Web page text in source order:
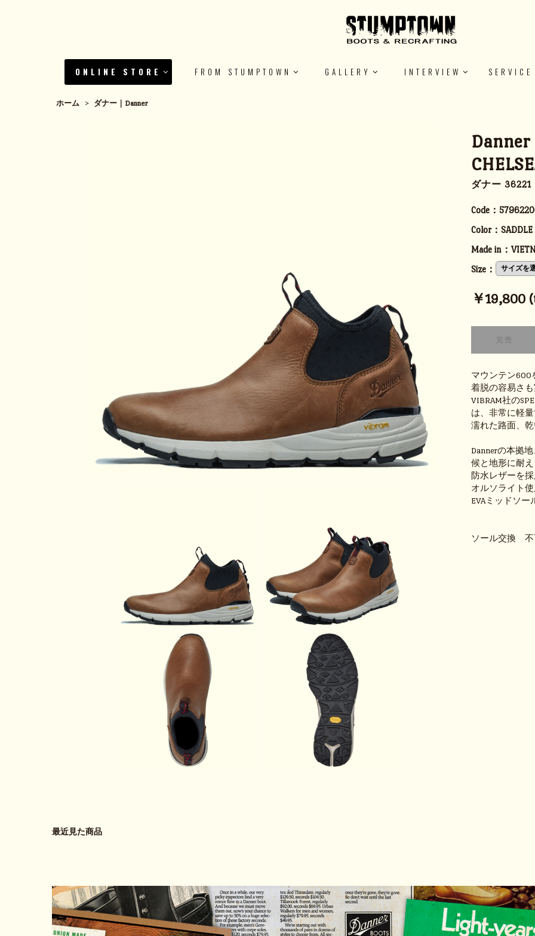
ONLINE STORE FROM STUMPTOWN GALLERY INTERVIEW SERVICE
ホーム > ダナー｜Danner
ダナー
Code：
Color：
Made in：
Size：
￥19,800
マウンテン
着脱の容易さ
VIBRAM社の
は、非常に軽
濡れた路面、
Dannerの本拠
候と地形に耐
防水レザーを
オルソライト
EVAミッドソ
ソール交換 不
最近見た商品